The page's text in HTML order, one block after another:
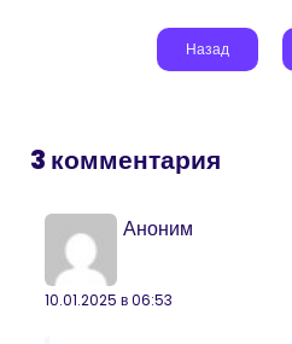
Назад
3 комментария
Аноним
10.01.2025 в 06:53